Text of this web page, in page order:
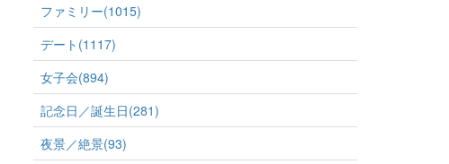
ファミリー(1015)
デート(1117)
女子会(894)
記念日／誕生日(281)
夜景／絶景(93)